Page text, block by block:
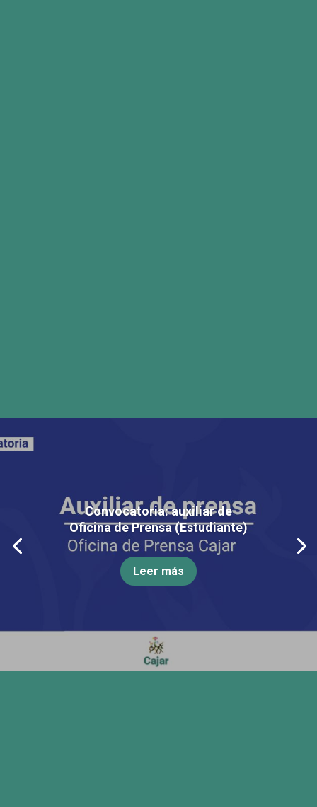
Convocatoria: auxiliar de
Oficina de Prensa (Estudiante)
Leer más